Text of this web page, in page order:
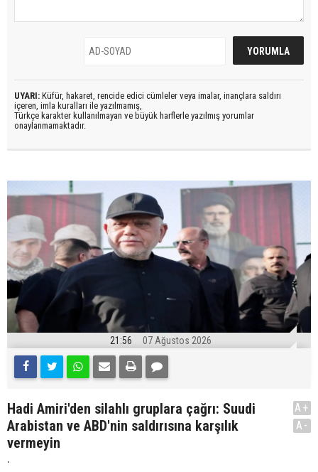
UYARI: Küfür, hakaret, rencide edici cümleler veya imalar, inançlara saldırı
içeren, imla kuralları ile yazılmamış,
Türkçe karakter kullanılmayan ve büyük harflerle yazılmış yorumlar
onaylanmamaktadır.
21:56 07 Ağustos 2026
Hadi Amiri'den silahlı gruplara çağrı: Suudi
Arabistan ve ABD'nin saldırısına karşılık
vermeyin
.
A+
A-